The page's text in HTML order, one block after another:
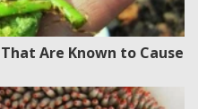
Are Known to Cause